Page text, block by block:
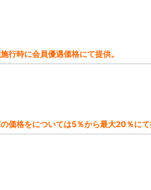
行時に会員優遇価格にて提供。
価格をについては5％から最大20％に